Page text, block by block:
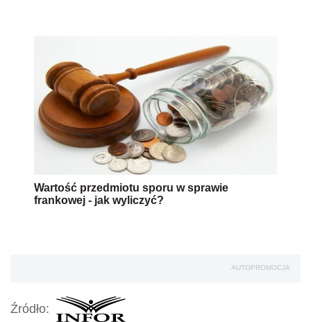
Wartość przedmiotu sporu w sprawie
frankowej - jak wyliczyć?
AUTOPROMOCJA
Źródło: